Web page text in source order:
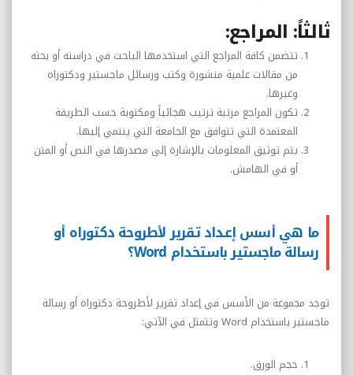
ثالثاً: المراجع:
تتضمن كافة المراجع التي استخدمها الباحث في دراسته أو بحثه
من مقالات علمية منشورة وكتب ورسائل ماجستير ودكتوراه
وغيرها.
تكون المراجع مرتبة ترتيب هجائياً ومكتوبة حسب الطريقة
المعتمدة التي تتوافق مع الجامعة التي ينتمي إليها.
يتم توثيق المعلومات بالإشارة إلى مصدرها في النص أو المتن
أو في الهامش.
ما هي أسس إعداد تقرير لأطروحة دكتوراه أو
رسالة ماجستير باستخدام Word؟
توجد مجموعة من الأسس في إعداد تقرير لأطروحة دكتوراه أو رسالة
ماجستير باستخدام Word وتتمثل في الآتي:
حجم الورق.